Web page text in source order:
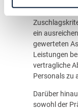
ein
gewerteten
Leistungen
vertragliche
Personals zu
Darüber
sowohl der